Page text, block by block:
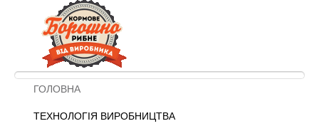
ГОЛОВНА
ТЕХНОЛОГІЯ ВИРОБНИЦТВА